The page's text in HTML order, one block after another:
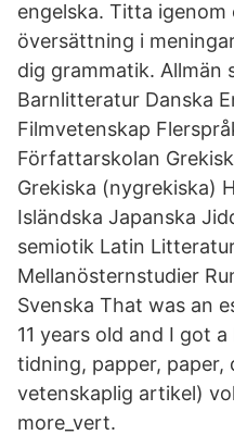
engelska. Titta igenom
översättning i
dig grammatik. Allmän
Barnlitteratur Danska
Filmvetenskap
Författarskolan
Grekiska (nygrekiska)
Isländska Japanska
semiotik Latin
Mellanösternstudier
Svenska That was an
11 years old and I got
tidning, papper,
vetenskaplig artikel)
more_vert.